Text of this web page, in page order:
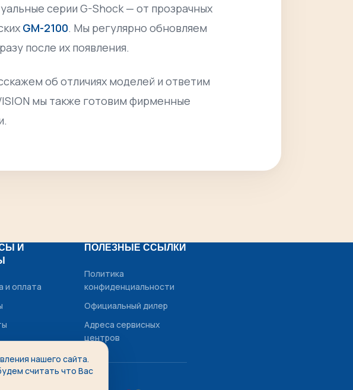
серии G-Shock — от прозрачных
GM-2100. Мы регулярно обновляем
после их появления.
об отличиях моделей и ответим
мы также готовим фирменные
И
и оплата
ПОЛЕЗНЫЕ ССЫЛКИ
Политика
конфиденциальности
Официальный дилер
Адреса сервисных
центров
нашего сайта.
считать что Вас